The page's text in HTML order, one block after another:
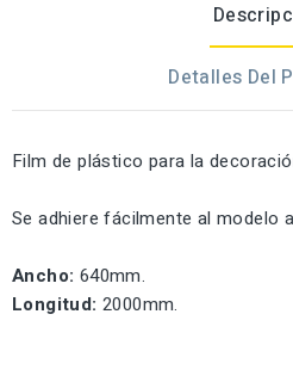
Detalles Del
Film de plástico para la
Se adhiere fácilmente al modelo
Ancho: 640mm.
Longitud: 2000mm.